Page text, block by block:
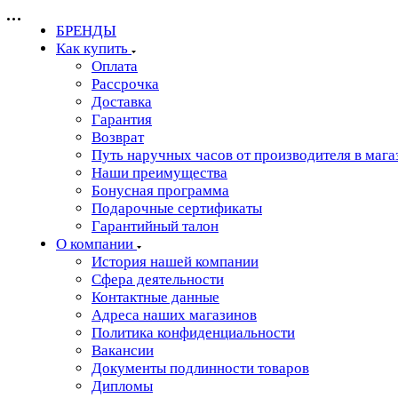
БРЕНДЫ
Как купить
Оплата
Рассрочка
Доставка
Гарантия
Возврат
Путь наручных часов от производителя в
Наши преимущества
Бонусная программа
Подарочные сертификаты
Гарантийный талон
О компании
История нашей компании
Сфера деятельности
Контактные данные
Адреса наших магазинов
Политика конфиденциальности
Вакансии
Документы подлинности товаров
Дипломы